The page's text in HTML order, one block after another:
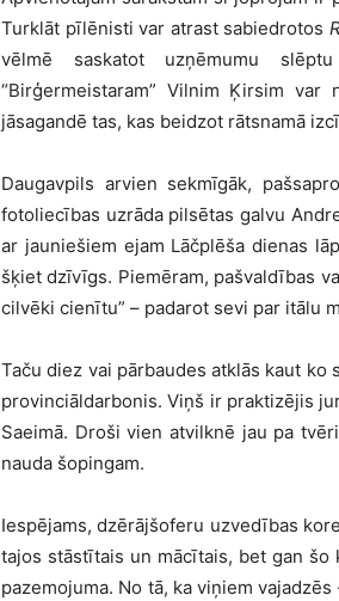
Turklāt pīlēnisti var atrast sabiedrotos
vēlmē saskatot uzņēmumu
“Birģermeistaram” Vilnim Ķirsim
jāsagandē tas, kas beidzot rātsnamā
Daugavpils arvien sekmīgāk,
fotoliecības uzrāda pilsētas galvu
ar jauniešiem ejam Lāčplēša dienas
šķiet dzīvīgs. Piemēram, pašvaldības
cilvēki cienītu” – padarot sevi par itālu
Taču diez vai pārbaudes atklās kaut
provinciāldarbonis. Viņš ir praktizējis
Saeimā. Droši vien atvilknē jau pa
nauda šopingam.
Iespējams, dzērājšoferu uzvedības
tajos stāstītais un mācītais, bet gan šo
pazemojuma. No tā, ka viņiem